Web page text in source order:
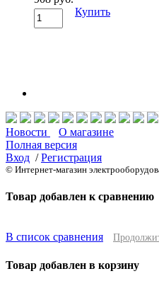
Купить
Новости
О магазине
Полная версия
Вход /Регистрация
© Интернет-магазин
Товар добавлен к сравнению
В список сравнения
Товар добавлен в корзину